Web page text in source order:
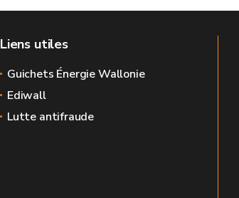
Liens utiles
Guichets Énergie Wallonie
Ediwall
Lutte antifraude